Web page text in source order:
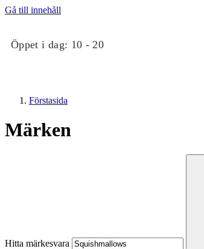
Gå till innehåll
Öppet i dag: 10 - 20
Mat och dryck
Förstasida
Märken
Hitta märkesvara